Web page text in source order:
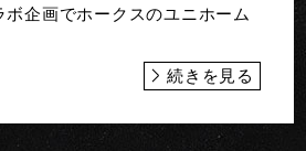
ボ企画でホークスのユニホーム
続きを見る